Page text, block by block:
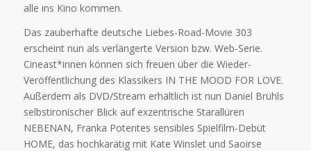
alle ins Kino kommen.
Das zauberhafte deutsche Liebes-Road-Movie 303
erscheint nun als verlängerte Version bzw. Web-Serie.
Cineast*innen können sich freuen über die Wieder-
Veröffentlichung des Klassikers IN THE MOOD FOR LOVE.
Außerdem als DVD/Stream erhältlich ist nun Daniel Brühls
selbstironischer Blick auf exzentrische Starallüren
NEBENAN, Franka Potentes sensibles Spielfilm-Debüt
HOME, das hochkarätig mit Kate Winslet und Saoirse